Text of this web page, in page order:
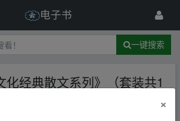
电子书
一键搜索
化经典散文系列》（套装共1
史烟云中破译文化密码,探
的文化源头
×